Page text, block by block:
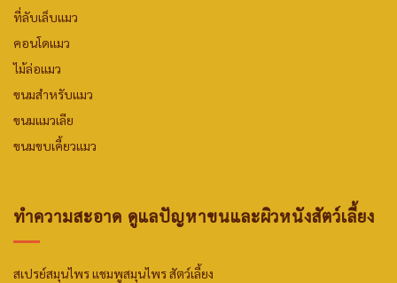
ที่ลับเล็บแมว
คอนโดแมว
ไม้ล่อแมว
ขนมสำหรับแมว
ขนมแมวเลีย
ขนมขบเคี้ยวแมว
ทำความสะอาด ดูแลปัญหาขนและผิวหนังสัตว์เลี้ยง
สเปรย์สมุนไพรแชมพูสมุนไพร สัตว์เลี้ยง